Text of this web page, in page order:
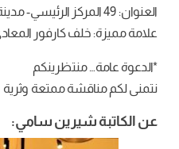
العنوان: 49 المركز الرئيسي- مدينة المعراج المعادي
علامة مميزة: خلف كارفور
*الدعوة عامة… منتظرينكم
نتمنى لكم مناقشة ممتعة وثرية
عن الكاتبة شيرين سامي: